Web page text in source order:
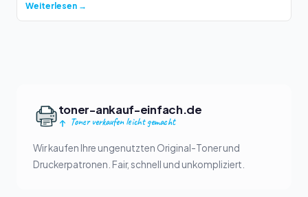
Weiterlesen →
toner-ankauf-einfach.de
Toner verkaufen leicht gemacht
Wir kaufen Ihre ungenutzten Original-Toner und
Druckerpatronen. Fair, schnell und unkompliziert.